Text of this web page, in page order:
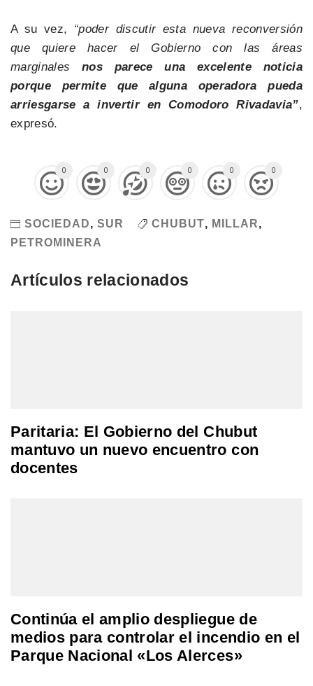
A su vez, “poder discutir esta nueva reconversión
que quiere hacer el Gobierno con las áreas
marginales nos parece una excelente noticia
porque permite que alguna operadora pueda
arriesgarse a invertir en Comodoro Rivadavia”,
expresó.
0 0 0 0 0 0
SOCIEDAD, SUR CHUBUT, MILLAR,
PETROMINERA
Artículos relacionados
Paritaria: El Gobierno del Chubut
mantuvo un nuevo encuentro con
docentes
Continúa el amplio despliegue de
medios para controlar el incendio en el
Parque Nacional «Los Alerces»